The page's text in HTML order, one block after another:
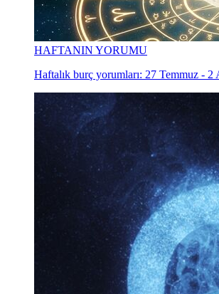
HAFTANIN YORUMU
Haftalık burç yorumları: 27 Temmuz - 2